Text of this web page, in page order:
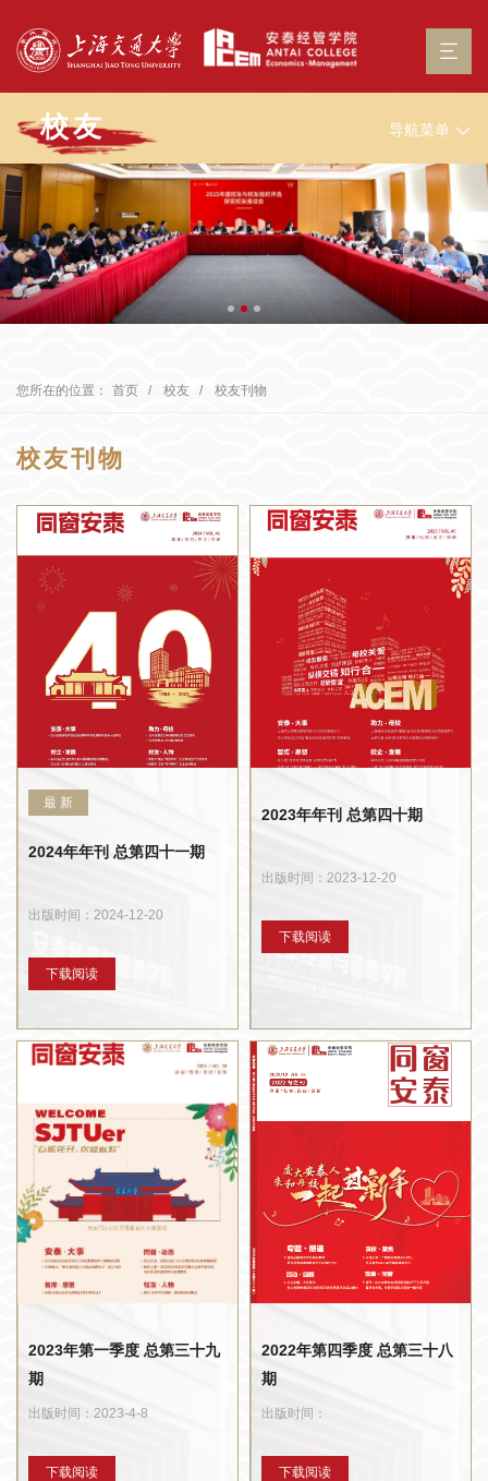
校友 导航菜单
您所在的位置： 首页 校友 校友刊物
校友刊物
最 新
2024年年刊 总第四十一期
出版时间：2024-12-20
下载阅读
2023年年刊 总第四十期
出版时间：2023-12-20
下载阅读
2023年第一季度 总第三十九
期
出版时间：2023-4-8
下载阅读
2022年第四季度 总第三十八
期
出版时间：
下载阅读